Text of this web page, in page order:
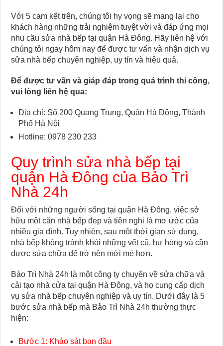
Với 5 cam kết trên, chúng tôi hy vọng sẽ mang lại cho
khách hàng những trải nghiệm tuyệt vời và đáp ứng mọi
nhu cầu sửa nhà bếp tại quận Hà Đông. Hãy liên hệ với
chúng tôi ngay hôm nay để được tư vấn và nhận dịch vụ
sửa nhà bếp chuyên nghiệp, uy tín và hiệu quả.
Để được tư vấn và giáp đáp trong quá trình thi công,
vui lòng liên hệ qua:
Địa chỉ: Số 200 Quang Trung, Quận Hà Đông, Thành
Phố Hà Nội
Hotline: 0978 230 233
Quy trình sửa nhà bếp tại
quận Hà Đông của Bảo Trì
Nhà 24h
Đối với những người sống tại quận Hà Đông, việc sở
hữu một căn nhà bếp đẹp và tiện nghi là mơ ước của
nhiều gia đình. Tuy nhiên, sau một thời gian sử dụng,
nhà bếp không tránh khỏi những vết cũ, hư hỏng và cần
được sửa chữa để trở nên mới mẻ hơn.
Bảo Trì Nhà 24h là một công ty chuyên về sửa chữa và
cải tạo nhà cửa tại quận Hà Đông, và họ cung cấp dịch
vụ sửa nhà bếp chuyên nghiệp và uy tín. Dưới đây là 5
bước sửa nhà bếp mà Bảo Trì Nhà 24h thường thực
hiện:
Bước 1: Khảo sát ban đầu